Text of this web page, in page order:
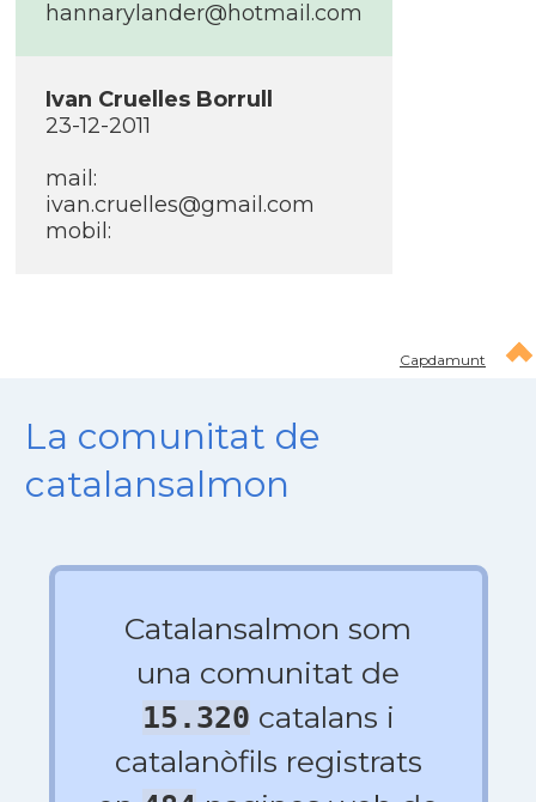
hannarylander@hotmail.com
Ivan Cruelles Borrull
23-12-2011
mail:
ivan.cruelles@gmail.com
mobil:
Capdamunt
La comunitat de
catalansalmon
Catalansalmon som
una comunitat de
15.320 catalans i
catalanòfils registrats